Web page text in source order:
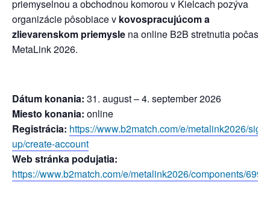
priemyselnou a obchodnou komorou v Kielcach pozýva
organizácie pôsobiace v kovospracujúcom a
zlievarenskom priemysle na online B2B stretnutia počas
MetaLink 2026.
Dátum konania: 31. august – 4. september 2026
Miesto konania: online
Registrácia: https://www.b2match.com/e/metalink2026/sign-
up/create-account
Web stránka podujatia:
https://www.b2match.com/e/metalink2026/components/